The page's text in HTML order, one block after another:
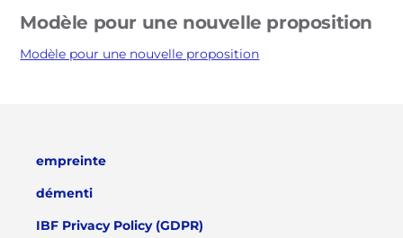
Modèle pour une nouvelle proposition
Modèle pour une nouvelle proposition
empreinte
démenti
IBF Privacy Policy (GDPR)